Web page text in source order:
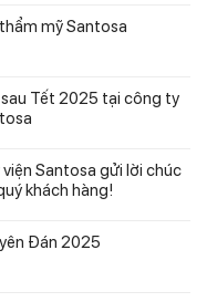
mỹ Santosa
Tết 2025 tại công ty
Santosa gửi lời chúc
khách hàng!
Đán 2025